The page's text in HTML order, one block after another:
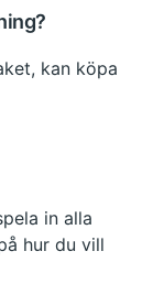
kan köpa
in alla
hur du vill